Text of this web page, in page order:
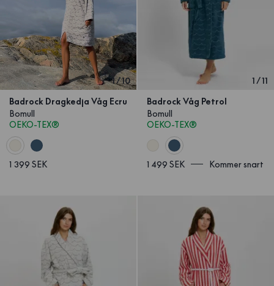
1/10
Badrock Dragkedja Våg Ecru
Bomull
OEKO-TEX®
1 399 SEK
1/11
Badrock Våg Petrol
Bomull
OEKO-TEX®
1 499 SEK Kommer snart